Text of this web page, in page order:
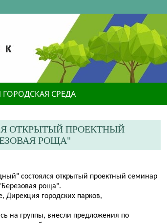
СРЕДА
ОТКРЫТЫЙ ПРОЕКТНЫЙ
РОЩА"
состоялся открытый проектный семинар
роща".
Дирекция городских парков,
на группы, внесли предложения по